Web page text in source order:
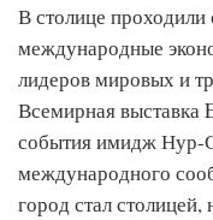
В столице
международные
лидеров мировых и
Всемирная выставка
события имидж Нур-
международного
город стал